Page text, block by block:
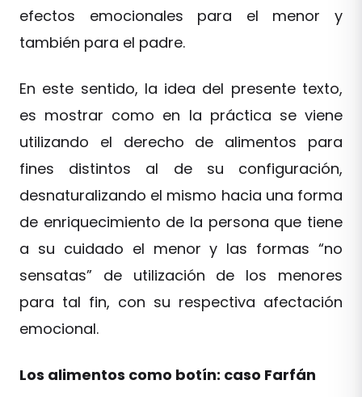
efectos emocionales para el menor y
también para el padre.
En este sentido, la idea del presente texto,
es mostrar como en la práctica se viene
utilizando el derecho de alimentos para
fines distintos al de su configuración,
desnaturalizando el mismo hacia una forma
de enriquecimiento de la persona que tiene
a su cuidado el menor y las formas “no
sensatas” de utilización de los menores
para tal fin, con su respectiva afectación
emocional.
Los alimentos como botín: caso Farfán